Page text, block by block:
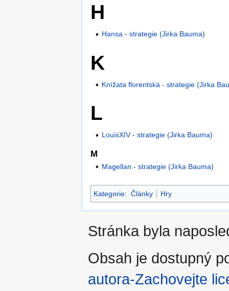
H
Hansa - strategie (Jirka Bauma)
K
Knížata florentská - strategie (Jirka
L
LouisXIV - strategie (Jirka Bauma)
M
Magellan - strategie (Jirka Bauma)
Kategorie: Články Hry
Stránka byla
Obsah je dostupný
autora-Zachovejte